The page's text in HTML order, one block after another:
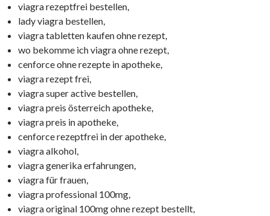
viagra rezeptfrei bestellen,
lady viagra bestellen,
viagra tabletten kaufen ohne rezept,
wo bekomme ich viagra ohne rezept,
cenforce ohne rezepte in apotheke,
viagra rezept frei,
viagra super active bestellen,
viagra preis österreich apotheke,
viagra preis in apotheke,
cenforce rezeptfrei in der apotheke,
viagra alkohol,
viagra generika erfahrungen,
viagra für frauen,
viagra professional 100mg,
viagra original 100mg ohne rezept bestellt,